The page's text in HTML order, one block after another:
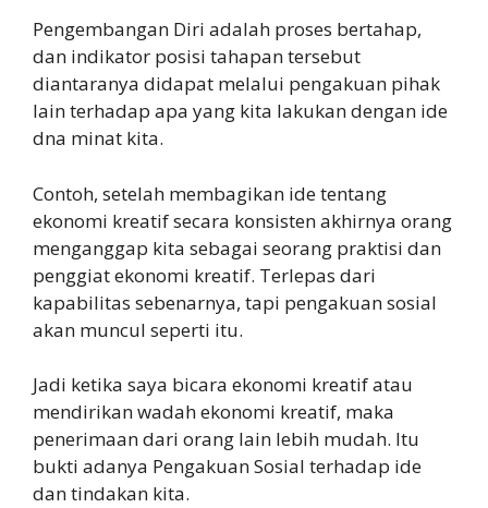
Pengembangan Diri adalah proses bertahap,
dan indikator posisi tahapan tersebut
diantaranya didapat melalui pengakuan pihak
lain terhadap apa yang kita lakukan dengan ide
dna minat kita.
Contoh, setelah membagikan ide tentang
ekonomi kreatif secara konsisten akhirnya orang
menganggap kita sebagai seorang praktisi dan
penggiat ekonomi kreatif. Terlepas dari
kapabilitas sebenarnya, tapi pengakuan sosial
akan muncul seperti itu.
Jadi ketika saya bicara ekonomi kreatif atau
mendirikan wadah ekonomi kreatif, maka
penerimaan dari orang lain lebih mudah. Itu
bukti adanya Pengakuan Sosial terhadap ide
dan tindakan kita.